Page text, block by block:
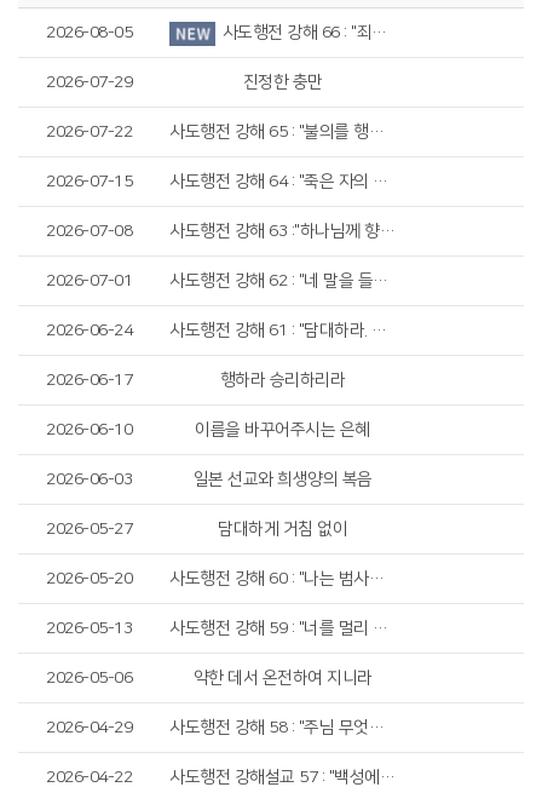
2026-08-05 사도행전 강해 66 : "죄를 범한 일이 없더이다"
2026-07-29 진정한 충만
2026-07-22 사도행전 강해 65 : "불의를 행한 일이 없나이다"
2026-07-15 사도행전 강해 64 : "죽은 자의 부활에 대하여"
2026-07-08 사도행전 강해 63 :"하나님께 향한 소망"
2026-07-01 사도행전 강해 62 : "네 말을 들으리라"
2026-06-24 사도행전 강해 61 : "담대하라. 증언하여야 하리라"
2026-06-17 행하라 승리하리라
2026-06-10 이름을 바꾸어주시는 은혜
2026-06-03 일본 선교와 희생양의 복음
2026-05-27 담대하게 거침 없이
2026-05-20 사도행전 강해 60 : "나는 범사에 하나님을 섬겼노라"
2026-05-13 사도행전 강해 59 : "너를 멀리 이방인에게로 보내리라"
2026-05-06 약한 데서 온전하여 지니라
2026-04-29 사도행전 강해 58 : "주님 무엇을 하리이까"
2026-04-22 사도행전 강해설교 57 : "백성에게 말하기를 허락하라"